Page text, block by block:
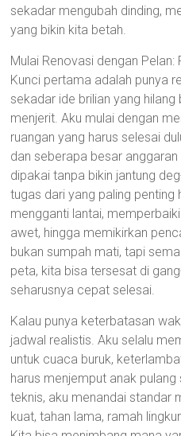
sekadar mengubah dinding,
yang bikin kita betah.
Mulai Renovasi dengan
Kunci pertama adalah punya
sekadar ide brilian yang
menjerit. Aku mulai dengan
ruangan yang harus selesai
dan seberapa besar
dipakai tanpa bikin jantung
tugas dari yang paling penting
mengganti lantai,
awet, hingga memikirkan
bukan sumpah mati, tapi
peta, kita bisa tersesat di
seharusnya cepat selesai.
Kalau punya keterbatasan
jadwal realistis. Aku selalu
untuk cuaca buruk,
harus menjemput anak
teknis, aku menandai standar
kuat, tahan lama, ramah